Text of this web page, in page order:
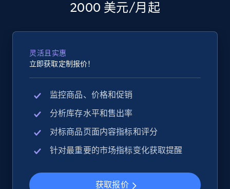
2000 美元/月起
灵活且实惠
立即获取定制报价！
监控商品、价格和促销
分析库存水平和售出率
对标商品页面内容指标和评分
针对最重要的市场指标变化获取提醒
获取报价